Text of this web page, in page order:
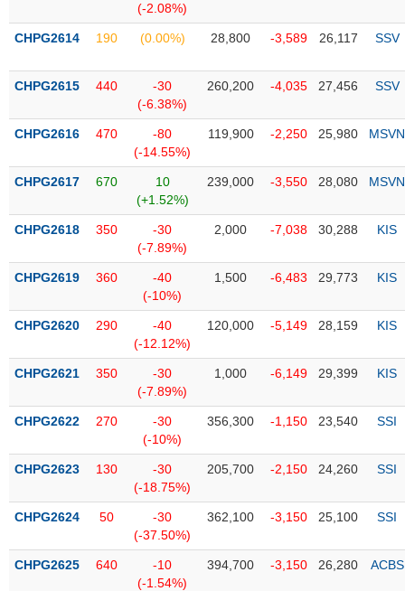
mục
ETF
Cổ
chi
tiết
Tổng
quan
Giao
dịch
Tài
chính
Phân
tích
thuật
sơ
nghiệp
tức
sự
Tài
(-2.08%)
CHPG2614 190 (0.00%) 28,800 -3,589 26,117 SSV
CHPG2615 440
-30
(-6.38%)
260,200 -4,035 27,456 SSV
CHPG2616 470
-80
(-14.55%)
119,900 -2,250 25,980 MSVN
CHPG2617 670
10
(+1.52%)
239,000 -3,550 28,080 MSVN
CHPG2618 350
-30
(-7.89%)
2,000 -7,038 30,288 KIS
CHPG2619 360
-40
(-10%)
1,500 -6,483 29,773 KIS
CHPG2620 290
-40
(-12.12%)
120,000 -5,149 28,159 KIS
CHPG2621 350
-30
(-7.89%)
1,000 -6,149 29,399 KIS
CHPG2622 270
-30
(-10%)
356,300 -1,150 23,540 SSI
CHPG2623 130
-30
(-18.75%)
205,700 -2,150 24,260 SSI
CHPG2624 50
-30
(-37.50%)
362,100 -3,150 25,100 SSI
CHPG2625 640
-10
(-1.54%)
394,700 -3,150 26,280 ACBS
MỚI
Ngành
(-)
VS-
LƯỢNG
NGUYÊN
VẬT
NGHIỆP